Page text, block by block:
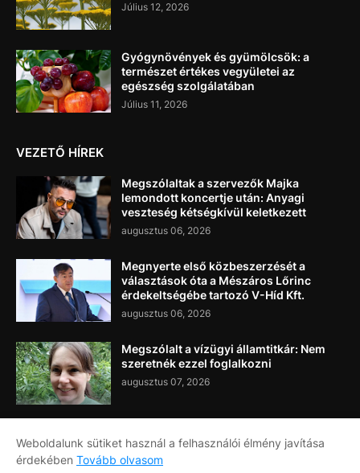
Július 12, 2026
Gyógynövények és gyümölcsök: a
természet értékes vegyületei az
egészség szolgálatában
Július 11, 2026
VEZETŐ HÍREK
Megszólaltak a szervezők Majka
lemondott koncertje után: Anyagi
veszteség kétségkívül keletkezett
augusztus 06, 2026
Megnyerte első közbeszerzését a
választások óta a Mészáros Lőrinc
érdekeltségébe tartozó V-Híd Kft.
augusztus 06, 2026
Megszólalt a vízügyi államtitkár: Nem
szeretnék ezzel foglalkozni
augusztus 07, 2026
Címlap Rólunk
Weboldalunk sütiket használ a felhasználói élmény javítása
érdekében Tovább olvasom